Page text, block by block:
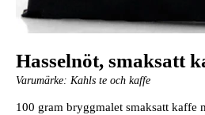
Hasselnöt, smaksatt
Varumärke: Kahls te och kaffe
100 gram bryggmalet smaksatt kaffe